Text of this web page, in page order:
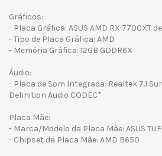
Gráficos:
- Placa Gráfica: ASUS AMD RX 7700XT de
- Tipo de Placa Gráfica: AMD
- Memória Gráfica: 12GB GDDR6X
Áudio:
- Placa de Som Integrada: Realtek 7.1
Definition Audio CODEC*
Placa Mãe:
- Marca/Modelo da Placa Mãe: ASUS
- Chipset da Placa Mãe: AMD B650